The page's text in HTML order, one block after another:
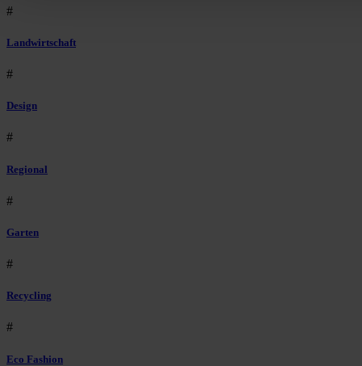
#
Landwirtschaft
#
Design
#
Regional
#
Garten
#
Recycling
#
Eco Fashion